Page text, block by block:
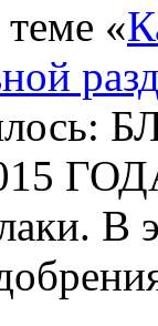
теме «
ГОДА
В